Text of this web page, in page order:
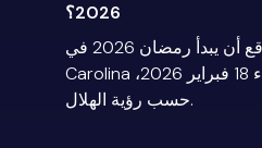
2026؟
من المتوقع أن يبدأ رمضان 2026 في South
Carolina مساء يوم الأربعاء 18 فبراير 2026،
حسب رؤية الهلال.